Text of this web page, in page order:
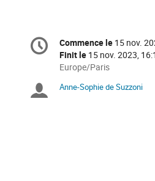
Information
de
conférence
Date/Heure
Commence le 15 nov.
Finit le 15 nov. 2023,
Toutes
horaires
Europe/Paris
Présidents
Anne-Sophie de Suzzoni